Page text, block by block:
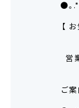
●｡
【
営
ご